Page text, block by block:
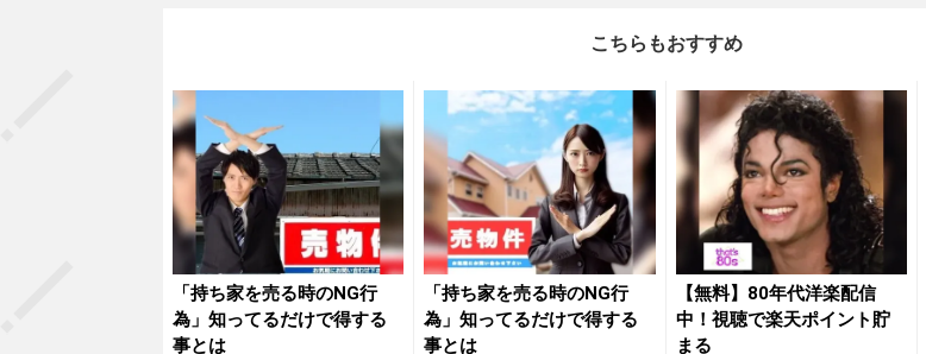
こちらもおすすめ
「持ち家を売る時のNG行
為」知ってるだけで得する
事とは
「持ち家を売る時のNG行
為」知ってるだけで得する
事とは
【無料】80年代洋楽配信
中！視聴で楽天ポイント貯
まる